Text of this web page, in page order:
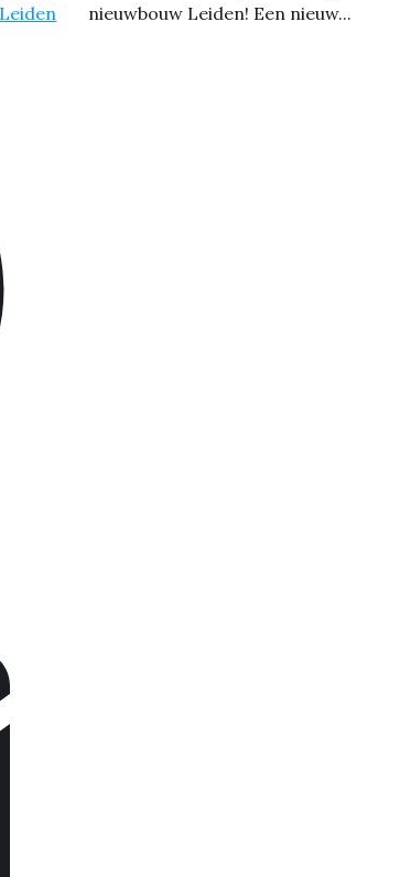
nieuwbouw Leiden! Een nieuw...